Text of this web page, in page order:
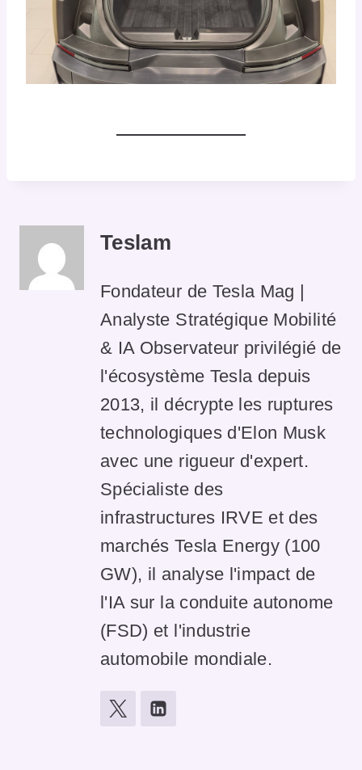
Teslam
Fondateur de Tesla Mag |
Analyste Stratégique Mobilité
& IA Observateur privilégié de
l'écosystème Tesla depuis
2013, il décrypte les ruptures
technologiques d'Elon Musk
avec une rigueur d'expert.
Spécialiste des
infrastructures IRVE et des
marchés Tesla Energy (100
GW), il analyse l'impact de
l'IA sur la conduite autonome
(FSD) et l'industrie
automobile mondiale.